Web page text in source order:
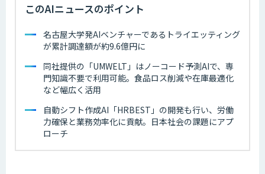
このAIニュースのポイント
名古屋大学発AIベンチャーであるトライエッティング
が累計調達額が約9.6億円に
同社提供の「UMWELT」はノーコード予測AIで、専
門知識不要で利用可能。食品ロス削減や在庫最適化
など幅広く活用
自動シフト作成AI「HRBEST」の開発も行い、労働
力確保と業務効率化に貢献。日本社会の課題にアプ
ローチ